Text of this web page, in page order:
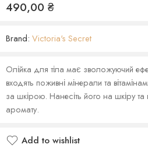
490,00 ₴
Brand: Victoria's Secret
Олійка для тіла має зволожуючий
входять поживні мінерали та
за шкірою. Нанесіть його на шкіру та
аромату.
Add to wishlist